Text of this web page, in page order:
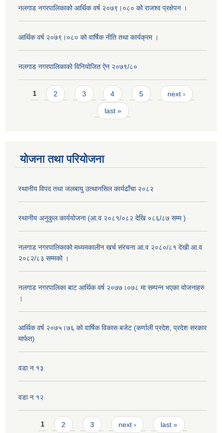
नलगाड नगरपालिकाको आर्थिक वर्ष २०७९।०८० को राजश्व प्रक्षेपन ।
आर्थिक वर्ष २०७९।०८० को वार्षिक नीति तथा कार्यक्रम ।
नलगाड नगरपालिकाको विनियोजित ऐन २०७९/८०
Pages
1 2 3 4 5 next ›
last »
योजना तथा परियोजना
स्थानीय विपद तथा जलबायु उत्थानसिल कार्यढाँचा २०८२
स्थानीय अनुकुल कार्ययोजना (आ.व २०८१/०८२ देखि ०८६/८७ सम्म )
नलगाड नगरपालिकाको मध्यमकालीन खर्च संरचना आ.व २०८०/८१ देखी आ.व
२०८२/८३ सम्मको ।
नलगाड नगरपालिका बाट आर्थिक वर्ष २०७७।०७८ मा सम्पन्न भएका योजनाहरु
।
आर्थिक वर्ष २०७५।७६ को वार्षिक विकास बजेट (कर्णाली प्रदेश, प्रदेश सरकार
मार्फत)
वडा न १३
वडा न १२
Pages
1 2 3 next › last »